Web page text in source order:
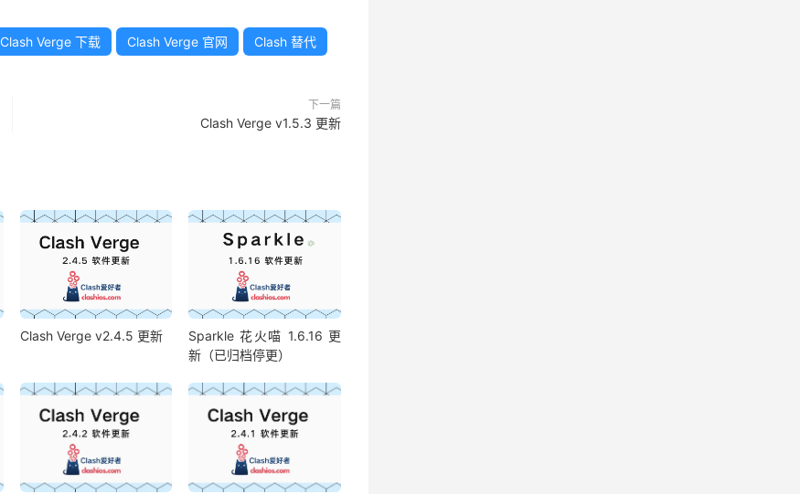
Clash Verge 下载 Clash Verge 官网 Clash 替代
下一篇
Clash Verge v1.5.3 更新
Clash Verge v2.4.5 更新
Sparkle 花火喵 1.6.16 更
新（已归档停更）